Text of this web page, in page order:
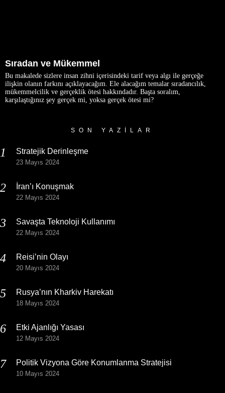
Sıradan ve Mükemmel
Bu makalede sizlere insan zihni içerisindeki tarif veya algı ile gerçeğe
ilişkin olanın farkını açıklayacağım. Ele alacağım temalar sıradancılık,
mükemmelcilik ve gerçeklik ötesi hakkındadır. Başta soralım,
karşılaştığınız şey gerçek mi, yoksa gerçek ötesi mi?
SON YAZILAR
Stratejik Derinleşme
23 Mayıs 2024
İran’ı Konuşmak
22 Mayıs 2024
Savaşta Teknoloji Kullanımı
22 Mayıs 2024
Reisi’nin Olayı
20 Mayıs 2024
Rusya’nın Kharkiv Harekatı
18 Mayıs 2024
Etki Ajanlığı Yasası
12 Mayıs 2024
Politik Vizyona Göre Konumlanma Stratejisi
10 Mayıs 2024